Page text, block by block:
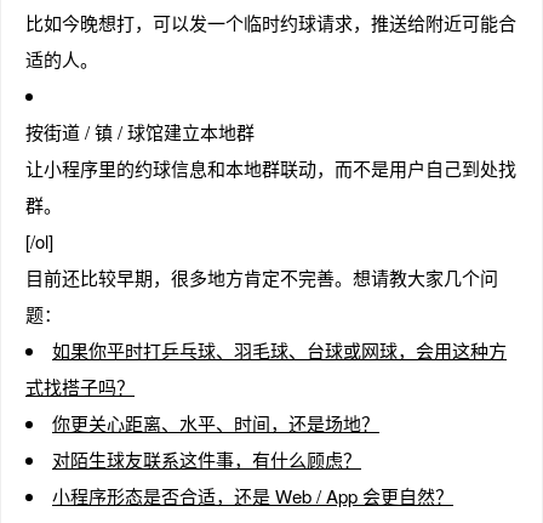
比如今晚想打，可以发一个临时约球请求，推送给附近可能合
适的人。
按街道 / 镇 / 球馆建立本地群
让小程序里的约球信息和本地群联动，而不是用户自己到处找
群。
[/ol]
目前还比较早期，很多地方肯定不完善。想请教大家几个问
题：
如果你平时打乒乓球、羽毛球、台球或网球，会用这种方
式找搭子吗？
你更关心距离、水平、时间，还是场地？
对陌生球友联系这件事，有什么顾虑？
小程序形态是否合适，还是 Web / App 会更自然？